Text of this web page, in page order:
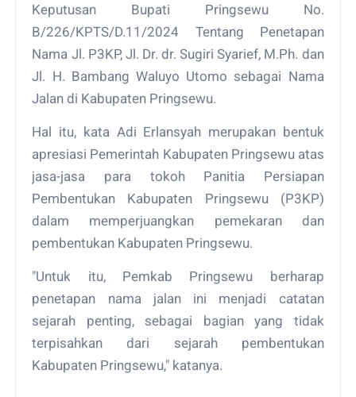
Keputusan Bupati Pringsewu No.
B/226/KPTS/D.11/2024 Tentang Penetapan
Nama Jl. P3KP, Jl. Dr. dr. Sugiri Syarief, M.Ph. dan
Jl. H. Bambang Waluyo Utomo sebagai Nama
Jalan di Kabupaten Pringsewu.
Hal itu, kata Adi Erlansyah merupakan bentuk
apresiasi Pemerintah Kabupaten Pringsewu atas
jasa-jasa para tokoh Panitia Persiapan
Pembentukan Kabupaten Pringsewu (P3KP)
dalam memperjuangkan pemekaran dan
pembentukan Kabupaten Pringsewu.
"Untuk itu, Pemkab Pringsewu berharap
penetapan nama jalan ini menjadi catatan
sejarah penting, sebagai bagian yang tidak
terpisahkan dari sejarah pembentukan
Kabupaten Pringsewu," katanya.